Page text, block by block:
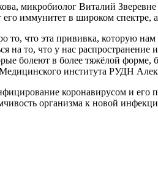
микробиолог Виталий
иммунитет в широком
что эта прививка, которую
то, что у нас
болеют в более тяжёлой
института РУДН
коронавирусом и его
организма к новой